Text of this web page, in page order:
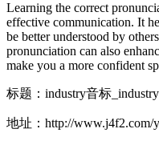
Learning the correct
effective communication. It
be better understood by
pronunciation can also
make you a more confident
标题：industry音标
地址：http://www.j4f2.com/